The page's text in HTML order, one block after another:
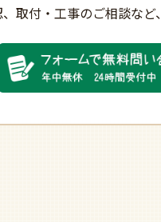
取付・工事のご相談など、